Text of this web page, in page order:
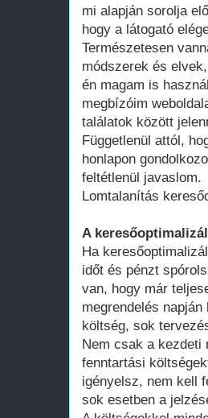
mi alapján sorolja
hogy a látogató
Természetesen
módszerek és
én magam is
megbízóim
találatok között
Függetlenül attól,
honlapon
feltétlenül javaslom.
Lomtalanítás
A
Ha
időt és pénzt
van, hogy már
megrendelés
költség, sok
Nem csak a kezdeti
fenntartási
igényelsz, nem kell
sok esetben a